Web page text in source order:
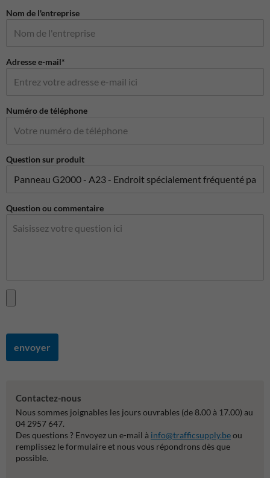
Nom de l'entreprise
Adresse e-mail*
Numéro de téléphone
Question sur produit
Question ou commentaire
envoyer
Contactez-nous
Nous sommes joignables les jours ouvrables (de 8.00 à 17.00) au
04 2957 647.
Des questions ? Envoyez un e-mail à info@trafficsupply.beou
remplissez le formulaire et nous vous répondrons dès que
possible.